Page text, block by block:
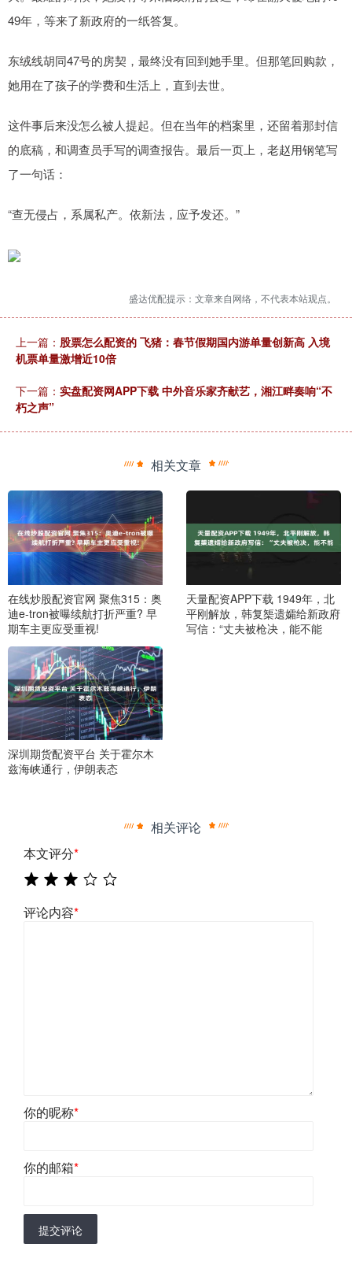
49年，等来了新政府的一纸答复。
东绒线胡同47号的房契，最终没有回到她手里。但那笔回购款，
她用在了孩子的学费和生活上，直到去世。
这件事后来没怎么被人提起。但在当年的档案里，还留着那封信
的底稿，和调查员手写的调查报告。最后一页上，老赵用钢笔写
了一句话：
“查无侵占，系属私产。依新法，应予发还。”
盛达优配提示：文章来自网络，不代表本站观点。
上一篇： 股票怎么配资的 飞猪：春节假期国内游单量创新高 入境
机票单量激增近10倍
下一篇： 实盘配资网APP下载 中外音乐家齐献艺，湘江畔奏响“不
朽之声”
相关文章
在线炒股配资官网 聚焦315：奥
迪e-tron被曝续航打折严重? 早
期车主更应受重视!
天量配资APP下载 1949年，北
平刚解放，韩复榘遗孀给新政府
写信：“丈夫被枪决，能不能
深圳期货配资平台 关于霍尔木
兹海峡通行，伊朗表态
相关评论
本文评分*
评论内容*
你的昵称*
你的邮箱*
提交评论